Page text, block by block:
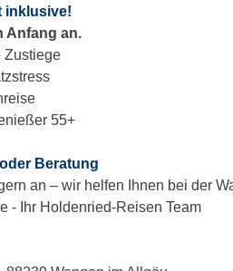
inklusive!
Anfang an.
Zustiege
55+
Beratung
an – wir helfen Ihnen bei der
- Ihr Holdenried-Reisen Team